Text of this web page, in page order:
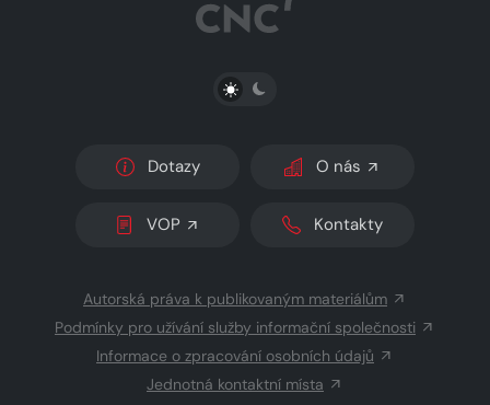
PŘEPNOUT SVĚTLÝ/TMAVÝ REŽIM
Dotazy O nás
VOP Kontakty
Autorská práva k publikovaným materiálům
Podmínky pro užívání služby informační společnosti
Informace o zpracování osobních údajů
Jednotná kontaktní místa